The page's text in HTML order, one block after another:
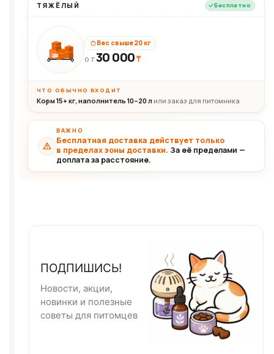
ТЯЖЁЛЫЙ Бесплатно
30+кг
Вес свыше 20 кг
ОТ30 000₸
ЧТО ОБЫЧНО ВХОДИТ
Корм 15+ кг, наполнитель 10–20 л или заказ для питомника
ВАЖНО
Бесплатная доставка действует только
в пределах зоны доставки. За её пределами —
доплата за расстояние.
ПОДПИШИСЬ!
Новости, акции,
новинки и полезные
советы для питомцев